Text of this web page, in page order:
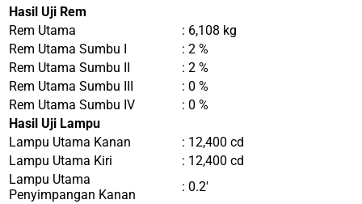
Hasil Uji Rem
Rem Utama
: 6,108 kg
Rem Utama Sumbu I
: 2 %
Rem Utama Sumbu II
: 2 %
Rem Utama Sumbu III
: 0 %
Rem Utama Sumbu IV
: 0 %
Hasil Uji Lampu
Lampu Utama Kanan
: 12,400 cd
Lampu Utama Kiri
: 12,400 cd
Lampu Utama
Penyimpangan Kanan
: 0.2′